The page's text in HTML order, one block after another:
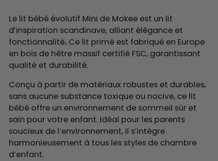
Le lit bébé évolutif Mini de Mokee est un lit
d’inspiration scandinave, alliant élégance et
fonctionnalité. Ce lit primé est fabriqué en Europe
en bois de hêtre massif certifié FSC, garantissant
qualité et durabilité.
Conçu à partir de matériaux robustes et durables,
sans aucune substance toxique ou nocive, ce lit
bébé offre un environnement de sommeil sûr et
sain pour votre enfant. Idéal pour les parents
soucieux de l’environnement, il s’intègre
harmonieusement à tous les styles de chambre
d’enfant.